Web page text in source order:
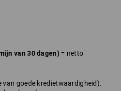
van 30 dagen) = netto
goede kredietwaardigheid).